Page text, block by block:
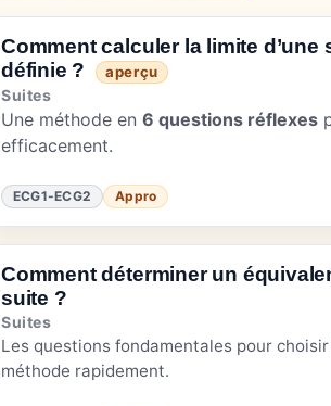
Comment calculer la limite d’une
définie ?
aperçu
Suites
Une méthode en 6 questions réflexes
efficacement.
ECG1-ECG2 Appro
Comment déterminer un
suite ?
Suites
Les questions fondamentales pour
méthode rapidement.